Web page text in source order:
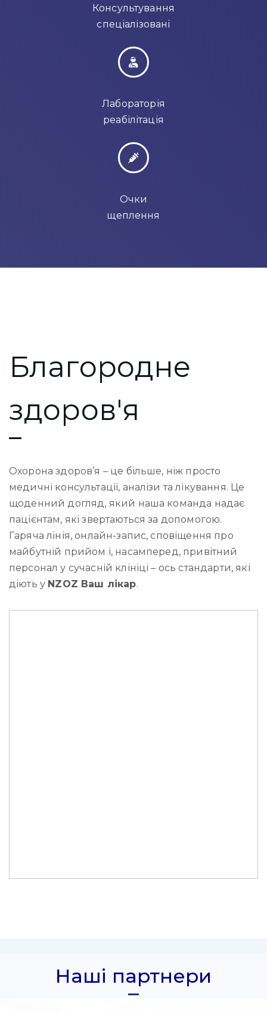
Консультування
спеціалізовані
Лабораторія
реабілітація
Очки
щеплення
Благородне
здоров'я
Охорона здоров’я – це більше, ніж просто
медичні консультації, аналізи та лікування. Це
щоденний догляд, який наша команда надає
пацієнтам, які звертаються за допомогою.
Гаряча лінія, онлайн-запис, сповіщення про
майбутній прийом і, насамперед, привітний
персонал у сучасній клініці – ось стандарти, які
діють у NZOZ Ваш лікар.
Наші партнери